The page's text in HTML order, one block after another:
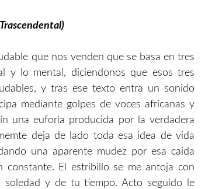
que nos venden que se basa en tres
y lo mental, diciendonos que esos tres
y tras ese texto entra un sonido
mediante golpes de voces africanas y
una euforia producida por la verdadera
deja de lado toda esa idea de vida
una aparente mudez por esa caída
constante. El estribillo se me antoja con
soledad y de tu tiempo. Acto seguido le